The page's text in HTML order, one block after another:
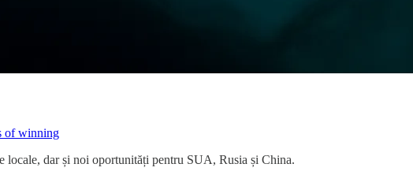
of winning
locale, dar și noi oportunități pentru SUA, Rusia și China.